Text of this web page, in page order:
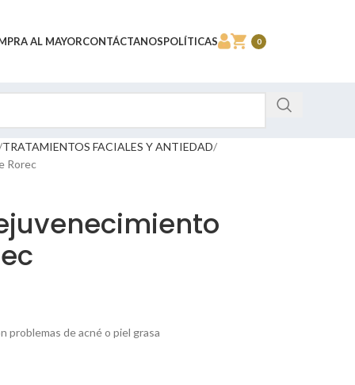
AL MAYORCONTÁCTANOSPOLÍTICAS 0
TRATAMIENTOS FACIALES Y ANTIEDAD
Rorec
problemas de acné o piel grasa